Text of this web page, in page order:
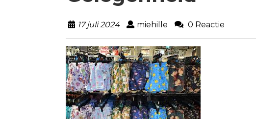
17 juli 2024 miehille 0 Reactie